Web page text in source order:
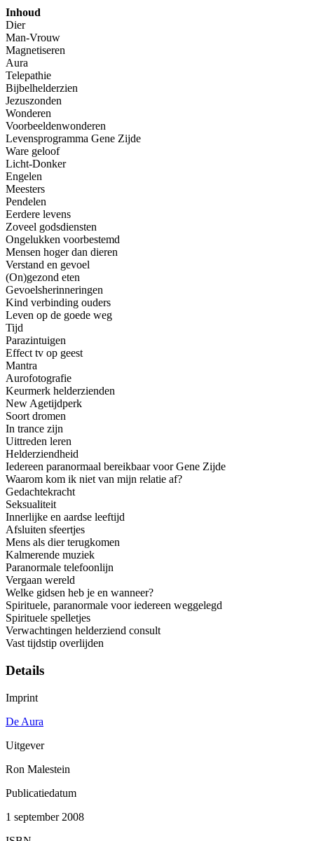
Inhoud
Dier
Man-Vrouw
Magnetiseren
Aura
Telepathie
Bijbelhelderzien
Jezuszonden
Wonderen
Voorbeeldenwonderen
Levensprogramma Gene Zijde
Ware geloof
Licht-Donker
Engelen
Meesters
Pendelen
Eerdere levens
Zoveel godsdiensten
Ongelukken voorbestemd
Mensen hoger dan dieren
Verstand en gevoel
(On)gezond eten
Gevoelsherinneringen
Kind verbinding ouders
Leven op de goede weg
Tijd
Parazintuigen
Effect tv op geest
Mantra
Aurofotografie
Keurmerk helderzienden
New Agetijdperk
Soort dromen
In trance zijn
Uittreden leren
Helderziendheid
Iedereen paranormaal bereikbaar voor Gene Zijde
Waarom kom ik niet van mijn relatie af?
Gedachtekracht
Seksualiteit
Innerlijke en aardse leeftijd
Afsluiten sfeertjes
Mens als dier terugkomen
Kalmerende muziek
Paranormale telefoonlijn
Vergaan wereld
Welke gidsen heb je en wanneer?
Spirituele, paranormale voor iedereen weggelegd
Spirituele spelletjes
Verwachtingen helderziend consult
Vast tijdstip overlijden
Details
Imprint
De Aura
Uitgever
Ron Malestein
Publicatiedatum
1 september 2008